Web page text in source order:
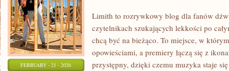
FEBRUARY - 21 - 2026
Limith to rozrywkowy blog dla fanów
czytelnikach szukających lekkości po
chcą być na bieżąco. To miejsce, w
opowieściami, a premiery łączą się z
przystępny, dzięki czemu muzyka staje